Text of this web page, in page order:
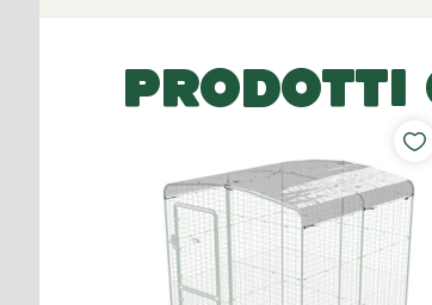
PRODOTTI